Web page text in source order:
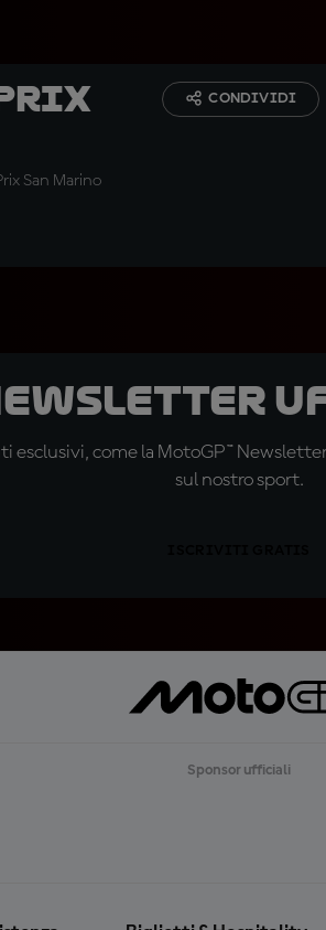
Prix
San Marino
CONDIVIDI
esclusivi, come la MotoGP™
sul nostro sport.
Sponsor ufficiali